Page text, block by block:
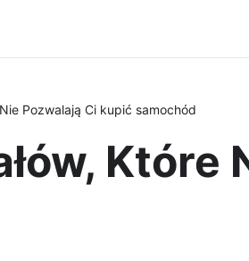
Pozwalają Ci kupić samochód
Które